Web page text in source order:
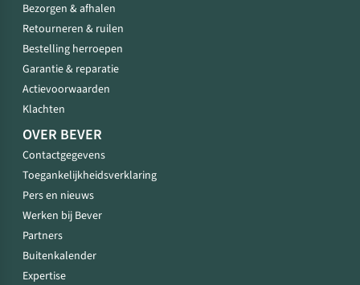
Bezorgen & afhalen
Retourneren & ruilen
Bestelling herroepen
Garantie & reparatie
Actievoorwaarden
Klachten
OVER BEVER
Contactgegevens
Toegankelijkheidsverklaring
Pers en nieuws
Werken bij Bever
Partners
Buitenkalender
Expertise